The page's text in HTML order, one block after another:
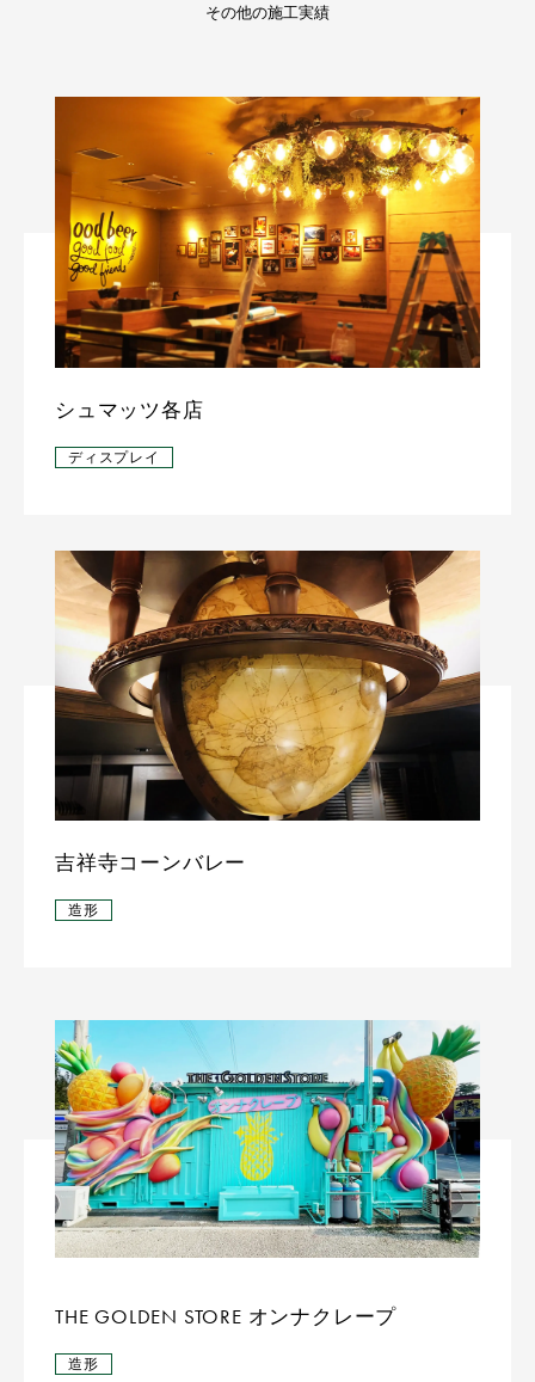
その他の施工実績
シュマッツ各店
ディスプレイ
吉祥寺コーンバレー
造形
THE GOLDEN STORE オンナクレープ
造形